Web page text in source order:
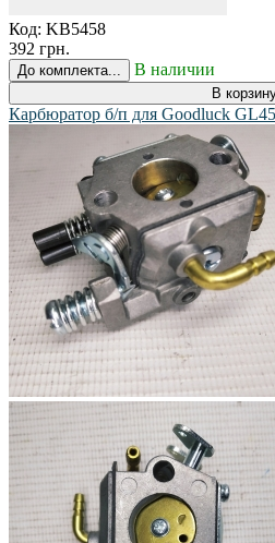
Код: KB5458
392 грн.
До комплекта... В наличии
В
Карбюратор б/п для Goodluck